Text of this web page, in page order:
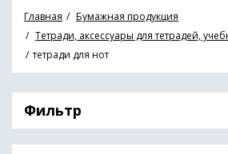
Главная
Бумажная продукция
Тетради, аксессуары для тетрадей,
тетради для нот
Фильтр